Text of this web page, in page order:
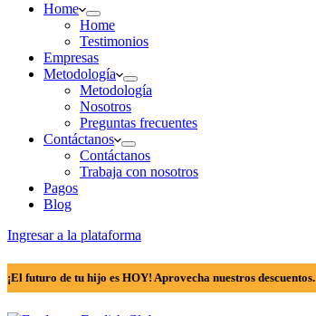
Home
Home
Testimonios
Empresas
Metodología
Metodología
Nosotros
Preguntas frecuentes
Contáctanos
Contáctanos
Trabaja con nosotros
Pagos
Blog
Ingresar a la plataforma
¡El futuro de tu hijo es HOY! Aprovecha nuestros descuentos.